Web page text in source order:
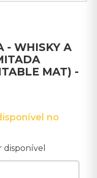
- WHISKY A
MAT) -
no